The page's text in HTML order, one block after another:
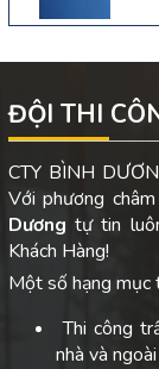
ĐỘI THI
CTY BÌNH
Với phương châm
Dươngtự tin
Khách Hàng!
Một số hạng mục
Thi công
nhà và